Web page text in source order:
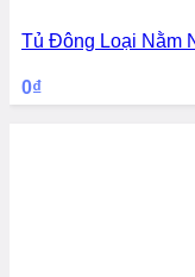
Tủ Đông Loại Nằm
0₫